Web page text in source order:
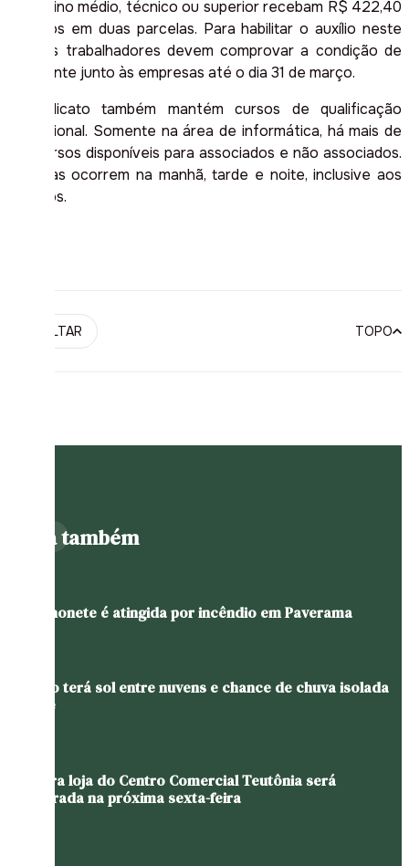
do ensino médio, técnico ou superior recebam R$ 422,40
divididos em duas parcelas. Para habilitar o auxílio neste
ano, os trabalhadores devem comprovar a condição de
estudante junto às empresas até o dia 31 de março.
O sindicato também mantém cursos de qualificação
profissional. Somente na área de informática, há mais de
100 cursos disponíveis para associados e não associados.
As aulas ocorrem na manhã, tarde e noite, inclusive aos
sábados.
VOLTAR TOPO
Leia também
Caminhonete é atingida por incêndio em Paverama
Sábado terá sol entre nuvens e chance de chuva isolada
no Vale
Primeira loja do Centro Comercial Teutônia será
inaugurada na próxima sexta-feira